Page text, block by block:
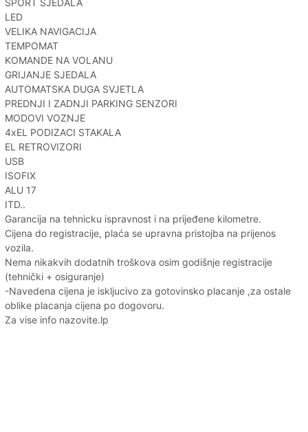
LED
VELIKA NAVIGACIJA
TEMPOMAT
KOMANDE NA VOLANU
GRIJANJE SJEDALA
AUTOMATSKA DUGA SVJETLA
PREDNJI I ZADNJI PARKING SENZORI
MODOVI VOZNJE
4xEL PODIZACI STAKALA
EL RETROVIZORI
USB
ISOFIX
ALU 17
ITD..
Garancija na tehnicku ispravnost i na prijeđene kilometre.
Cijena do registracije, plaća se upravna pristojba na prijenos
vozila.
Nema nikakvih dodatnih troškova osim godišnje registracije
(tehnički + osiguranje)
-Navedena cijena je iskljucivo za gotovinsko placanje ,za ostale
oblike placanja cijena po dogovoru.
Za vise info nazovite.lp